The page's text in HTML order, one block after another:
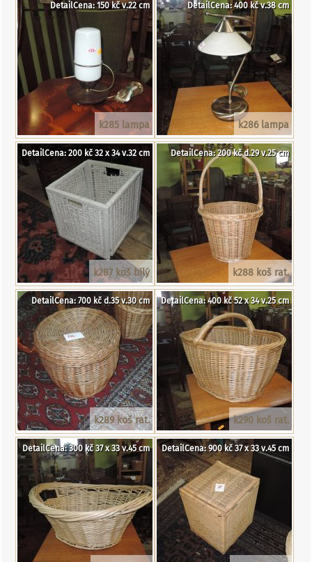
k285 lampa
DetailCena: 150 kč v.22 cm
k286 lampa
DetailCena: 400 kč v.38 cm
k287 koš bílý
DetailCena: 200 kč 32 x 34 v.32 cm
k288 koš rat.
DetailCena: 200 kč d.29 v.25 cm
k289 koš rat.
DetailCena: 700 kč d.35 v.30 cm
k290 koš rat.
DetailCena: 400 kč 52 x 34 v.25 cm
DetailCena: 300 kč 37 x 33 v.45 cm DetailCena: 900 kč 37 x 33 v.45 cm